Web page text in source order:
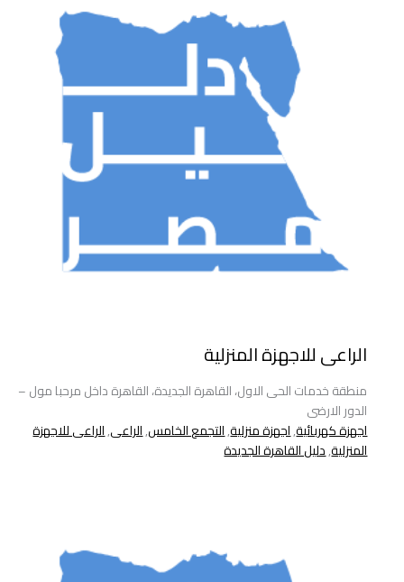
الراعى للاجهزة المنزلية
منطقة خدمات الحى الاول، القاهرة الجديدة، القاهرة داخل مرحبا مول –
الدور الارضى
اجهزة كهربائية,اجهزة منزلية,التجمع الخامس,الراعى,الراعى للاجهزة
المنزلية,دليل القاهرة الجديدة